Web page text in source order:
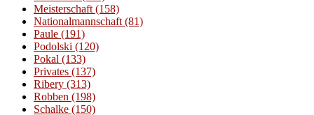
Meisterschaft(158)
Nationalmannschaft(81)
Paule (191)
Podolski (120)
Pokal (133)
Privates (137)
Ribery (313)
Robben (198)
Schalke (150)